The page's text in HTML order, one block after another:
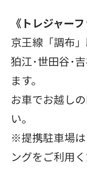
《トレジャー
京王線「調布
狛江･世田谷･
ます。
お車でお越し
い。
※提携駐車場は
ングをご利用く